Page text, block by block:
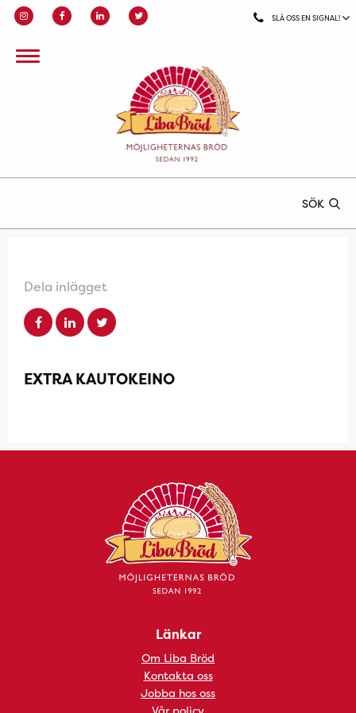
SLÅ OSS EN SIGNAL!
SÖK
Dela inlägget
EXTRA KAUTOKEINO
Länkar
Om Liba Bröd
Kontakta oss
Jobba hos oss